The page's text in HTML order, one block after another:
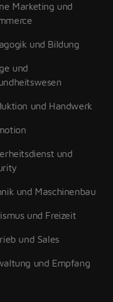
Marketing und
und Bildung
und
und Handwerk
und
und Maschinenbau
und Freizeit
und Sales
und Empfang